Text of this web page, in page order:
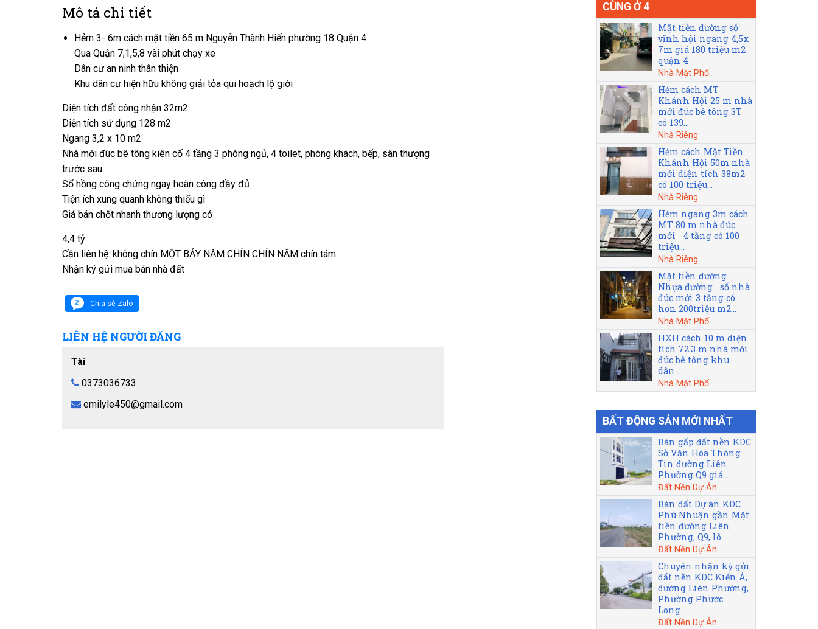
Mô tả chi tiết
Hẻm 3- 6m cách mặt tiền 65 m Nguyễn Thành Hiến phường 18 Quận 4
Qua Quận 7,1,5,8 vài phút chạy xe
Dân cư an ninh thân thiện
Khu dân cư hiện hữu không giải tỏa qui hoạch lộ giới
Diện tích đất công nhận 32m2
Diện tích sử dụng 128 m2
Ngang 3,2 x 10 m2
Nhà mới đúc bê tông kiên cố 4 tầng 3 phòng ngủ, 4 toilet, phòng khách, bếp, sân thượng
trước sau
Sổ hồng công chứng ngay hoàn công đầy đủ
Tiện ích xung quanh không thiếu gì
Giá bán chốt nhanh thương lượng có
4,4 tỷ
Cần liên hệ: không chín MỘT BẢY NĂM CHÍN CHÍN NĂM chín tám
Nhận ký gửi mua bán nhà đất
Chia sẻ Zalo
LIÊN HỆ NGƯỜI ĐĂNG
Tài
0373036733
emilyle450@gmail.com
CÙNG Ở 4
Mặt tiền đường số
vĩnh hội ngang 4,5x
7m giá 180 triệu m2
quận 4
Nhà Mặt Phố
Hẻm cách MT
Khánh Hội 25 m nhà
mới đúc bê tông 3T
có 139...
Nhà Riêng
Hẻm cách Mặt Tiền
Khánh Hội 50m nhà
mới diện tích 38m2
có 100 triệu...
Nhà Riêng
Hẻm ngang 3m cách
MT 80 m nhà đúc
mới 4 tầng có 100
triệu...
Nhà Riêng
Mặt tiền đường
Nhựa đường số nhà
đúc mới 3 tầng có
hơn 200triệu m2...
Nhà Mặt Phố
HXH cách 10 m diện
tích 72.3 m nhà mới
đúc bê tông khu
dân...
Nhà Mặt Phố
BẤT ĐỘNG SẢN MỚI NHẤT
Bán gấp đất nền KDC
Sở Văn Hóa Thông
Tin đường Liên
Phường Q9 giá...
Đất Nền Dự Án
Bán đất Dự án KDC
Phú Nhuận gần Mặt
tiền đường Liên
Phường, Q9, lô...
Đất Nền Dự Án
Chuyên nhận ký gửi
đất nền KDC Kiến Á,
đường Liên Phường,
Phường Phước
Long...
Đất Nền Dự Án